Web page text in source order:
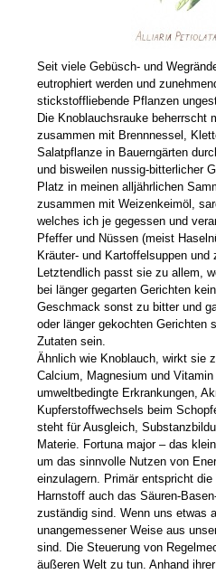
Seit viele Gebüsch- und
eutrophiert werden und
stickstoffliebende Pflanzen
Die Knoblauchsrauke beherrscht
zusammen mit Brennnessel,
Salatpflanze in Bauerngärten
und bisweilen nussig-bitterlicher
Platz in meinen alljährlichen
zusammen mit Weizenkeimöl,
welches ich je gegessen und
Pfeffer und Nüssen (meist
Kräuter- und Kartoffelsuppen
Letztendlich passt sie zu allem,
bei länger gegarten Gerichten
Geschmack sonst zu bitter und
oder länger gekochten Gerichten
Zutaten sein.
Ähnlich wie Knoblauch, wirkt sie
Calcium, Magnesium und
umweltbedingte Erkrankungen,
Kupferstoffwechsels beim
steht für Ausgleich,
Materie. Fortuna major – das
um das sinnvolle Nutzen von
einzulagern. Primär entspricht
Harnstoff auch das Säuren-
zuständig sind. Wenn uns etwas
unangemessener Weise aus
sind. Die Steuerung von
äußeren Welt zu tun. Anhand